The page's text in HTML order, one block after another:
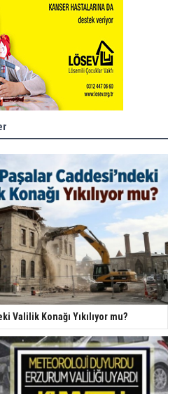
Valilik Konağı Yıkılıyor mu?